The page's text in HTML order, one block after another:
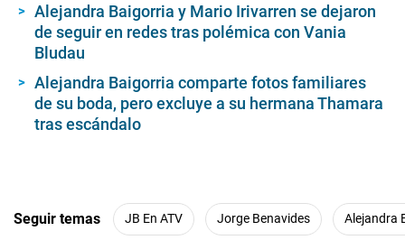
Alejandra Baigorria y Mario Irivarren se dejaron
de seguir en redes tras polémica con Vania
Bludau
Alejandra Baigorria comparte fotos familiares
de su boda, pero excluye a su hermana Thamara
tras escándalo
Seguir temas JB En ATV Jorge Benavides Alejandra